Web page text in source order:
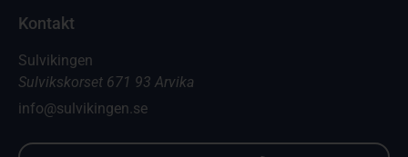
Kontakt
Sulvikingen
Sulvikskorset 671 93 Arvika
info@sulvikingen.se